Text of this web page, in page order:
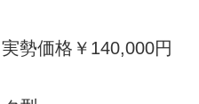
実勢価格￥140,000円